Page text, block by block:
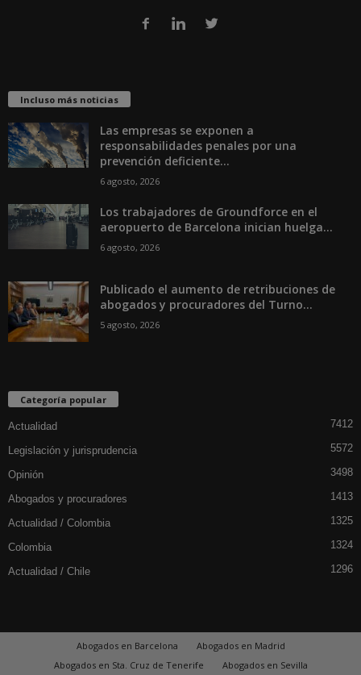
Incluso más noticias
Las empresas se exponen a
responsabilidades penales por una
prevención deficiente...
6 agosto, 2026
Los trabajadores de Groundforce en el
aeropuerto de Barcelona inician huelga...
6 agosto, 2026
Publicado el aumento de retribuciones de
abogados y procuradores del Turno...
5 agosto, 2026
Categoría popular
Actualidad 7412
Legislación y jurisprudencia 5572
Opinión 3498
Abogados y procuradores 1413
Actualidad / Colombia 1325
Colombia 1324
Actualidad / Chile 1296
Abogados en Barcelona
Abogados en Madrid
Abogados en Sta. Cruz de Tenerife
Abogados en Sevilla